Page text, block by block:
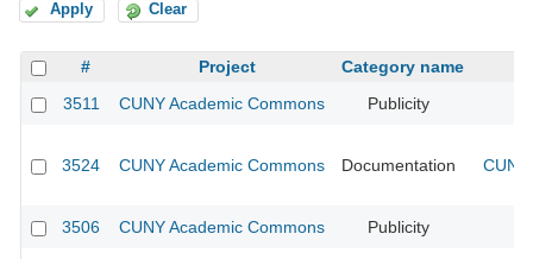
Apply Clear
# Project
Category name
3511
CUNY Academic Commons Publicity
3524 CUNY Academic Commons Documentation
3506 CUNY Academic Commons Publicity